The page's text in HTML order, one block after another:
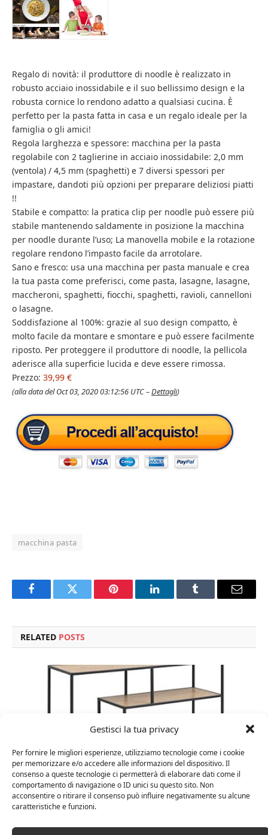
Gestisci la tua privacy
Per fornire le migliori esperienze, utilizziamo tecnologie come i cookie
per memorizzare e/o accedere alle informazioni del dispositivo. Il
consenso a queste tecnologie ci permetterà di elaborare dati come il
comportamento di navigazione o ID unici su questo sito. Non
acconsentire o ritirare il consenso può influire negativamente su alcune
caratteristiche e funzioni.
Regalo di novità: il produttore di noodle è realizzato in
robusto acciaio inossidabile e il suo bellissimo design e la
robusta cornice lo rendono adatto a qualsiasi cucina. È
perfetto per la pasta fatta in casa e un regalo ideale per la
famiglia o gli amici!
Regola larghezza e spessore: macchina per la pasta
regolabile con 2 taglierine in acciaio inossidabile: 2,0 mm
(ventola) / 4,5 mm (spaghetti) e 7 diversi spessori per
impastare, dandoti più opzioni per preparare deliziosi piatti
!!
Stabile e compatto: la pratica clip per noodle può essere più
stabile mantenendo saldamente in posizione la macchina
per noodle durante l’uso; La manovella mobile e la rotazione
regolare rendono l’impasto facile da arrotolare.
Sano e fresco: usa una macchina per pasta manuale e crea
la tua pasta come preferisci, come pasta, lasagne, lasagne,
maccheroni, spaghetti, fiocchi, spaghetti, ravioli, cannelloni
o lasagne.
Soddisfazione al 100%: grazie al suo design compatto, è
molto facile da montare e smontare e può essere facilmente
riposto. Per proteggere il produttore di noodle, la pellicola
aderisce alla superficie lucida e deve essere rimossa.
Prezzo: 39,99 €
(alla data del Oct 03, 2020 03:12:56 UTC –Dettagli)
macchina pasta
FacebookTwitter Pinterest LinkedInTumblr Email
RELATED POSTS
Amazon Basics Martin – Libreria, 35 x 114 x 78 cm